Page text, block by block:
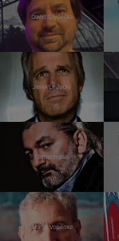
David Gaydečka
Janek Ledecký
Daniel Hůlka
Martin Vopěnka